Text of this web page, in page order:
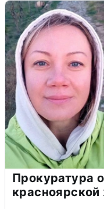
Прокуратура